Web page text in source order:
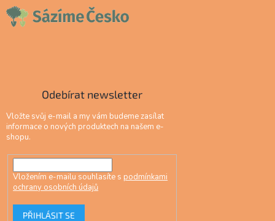
Odebírat newsletter
Vložte svůj e-mail a my vám budeme zasílat
informace o nových produktech na našem e-
shopu.
Vložením e-mailu souhlasíte s podmínkami
ochrany osobních údajů
PŘIHLÁSIT SE